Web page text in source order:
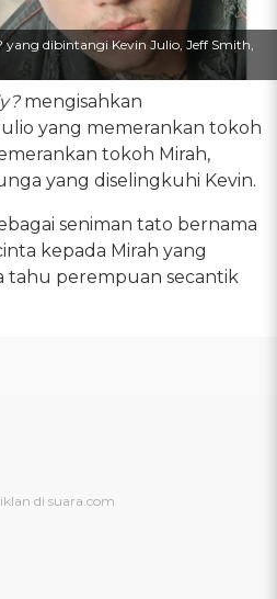
yang dibintangi Kevin Julio, Jeff Smith,
mengisahkan
yang memerankan tokoh
tokoh Mirah,
yang diselingkuhi Kevin.
seniman tato bernama
kepada Mirah yang
tahu perempuan secantik